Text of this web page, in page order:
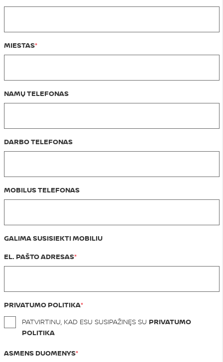
MIESTAS
NAMŲ TELEFONAS
DARBO TELEFONAS
MOBILUS TELEFONAS
GALIMA SUSISIEKTI MOBILIU
EL. PAŠTO ADRESAS
PRIVATUMO POLITIKA
PATVIRTINU, KAD ESU SUSIPAŽINĘS SU PRIVATUMO
POLITIKA
ASMENS DUOMENYS